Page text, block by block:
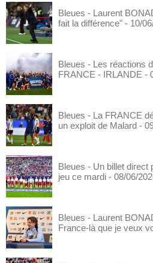
Bleues - Laurent
fait la différence" - 10/
Bleues - Les réactions
FRANCE - IRLANDE -
Bleues - La FRANCE
un exploit de Malard -
Bleues - Un billet direct
jeu ce mardi - 08/06/
Bleues - Laurent
France-là que je veux